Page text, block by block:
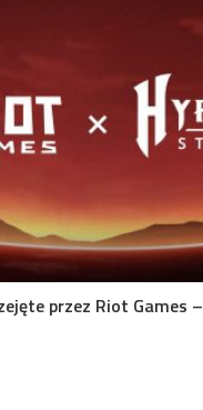
przez Riot Games